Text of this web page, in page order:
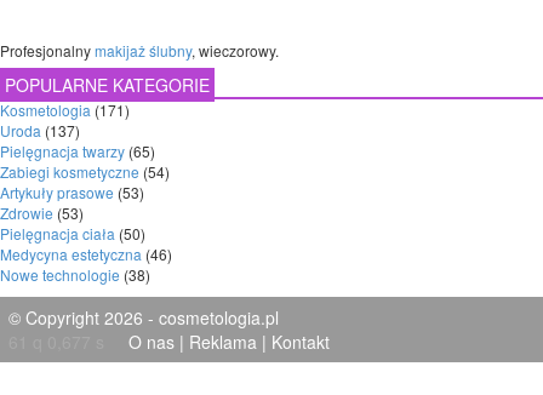
Profesjonalnymakijaż ślubny, wieczorowy.
POPULARNE KATEGORIE
Kosmetologia (171)
Uroda (137)
Pielęgnacja twarzy (65)
Zabiegi kosmetyczne (54)
Artykuły prasowe (53)
Zdrowie (53)
Pielęgnacja ciała (50)
Medycyna estetyczna (46)
Nowe technologie (38)
© Copyright 2026 - cosmetologia.pl
O nas | Reklama | Kontakt